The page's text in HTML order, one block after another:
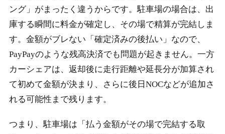
ング」がまったく違うからです。駐車場の場合は、出
庫する瞬間に料金が確定し、その場で精算が完結しま
す。金額がブレない「確定済みの後払い」なので、
PayPayのような残高決済でも問題が起きません。一方
カーシェアは、返却後に走行距離や延長分が加算され
て初めて金額が決まり、さらに後日NOCなどが追加さ
れる可能性まで残ります。
つまり、駐車場は「払う金額がその場で完結する取